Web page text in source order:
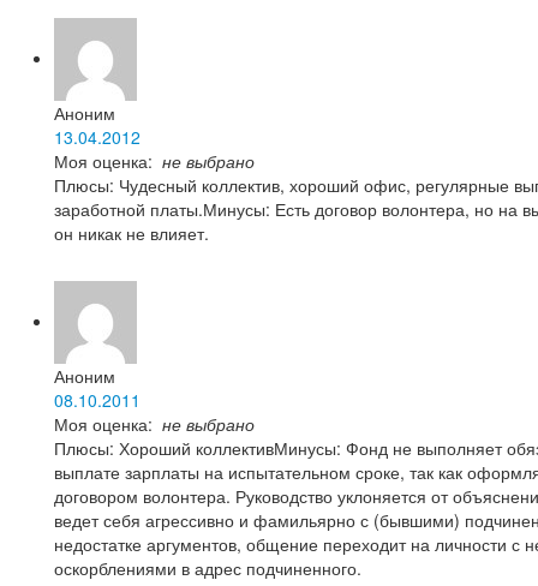
Аноним
13.04.2012
Моя оценка: не выбрано
Плюсы: Чудесный коллектив, хороший офис, регулярные
заработной платы.Минусы: Есть договор волонтера, но на
он никак не влияет.
Аноним
08.10.2011
Моя оценка: не выбрано
Плюсы: Хороший коллективМинусы: Фонд не выполняет
выплате зарплаты на испытательном сроке, так как
договором волонтера. Руководство уклоняется от
ведет себя агрессивно и фамильярно с (бывшими)
недостатке аргументов, общение переходит на личности с
оскорблениями в адрес подчиненного.